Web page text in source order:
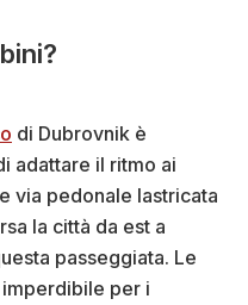
di Dubrovnik è
adattare il ritmo ai
via pedonale lastricata
la città da est a
passeggiata. Le
per i